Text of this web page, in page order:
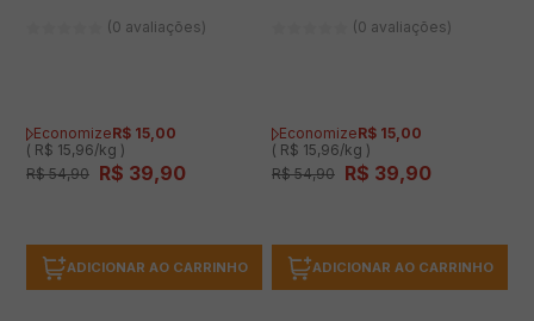
(0 avaliações)
EconomizeR$ 15,00
( R$ 15,96/kg )
R$ 54,90 R$ 39,90
ADICIONAR AO CARRINHO
(0 avaliações)
EconomizeR$ 15,00
( R$ 15,96/kg )
R$ 54,90 R$ 39,90
ADICIONAR AO CARRINHO